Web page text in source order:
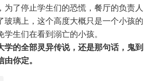
为了停止学生们的恐慌，餐厅的负责人
玻璃上，这个高度大概只是一个小孩的
生们在看到溺亡的小孩。
学的全部灵异传说，还是那句话，鬼到
你定。